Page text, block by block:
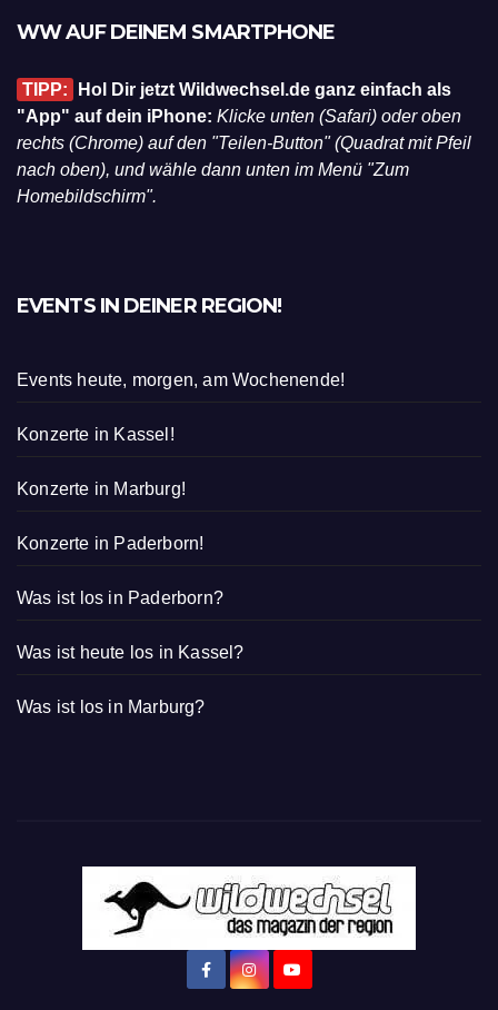
WW AUF DEINEM SMARTPHONE
TIPP:
Hol Dir jetzt Wildwechsel.de ganz einfach als
"App" auf dein iPhone: Klicke unten (Safari) oder oben
rechts (Chrome) auf den "Teilen-Button" (Quadrat mit Pfeil
nach oben), und wähle dann unten im Menü "Zum
Homebildschirm".
EVENTS IN DEINER REGION!
Events heute, morgen, am Wochenende!
Konzerte in Kassel!
Konzerte in Marburg!
Konzerte in Paderborn!
Was ist los in Paderborn?
Was ist heute los in Kassel?
Was ist los in Marburg?